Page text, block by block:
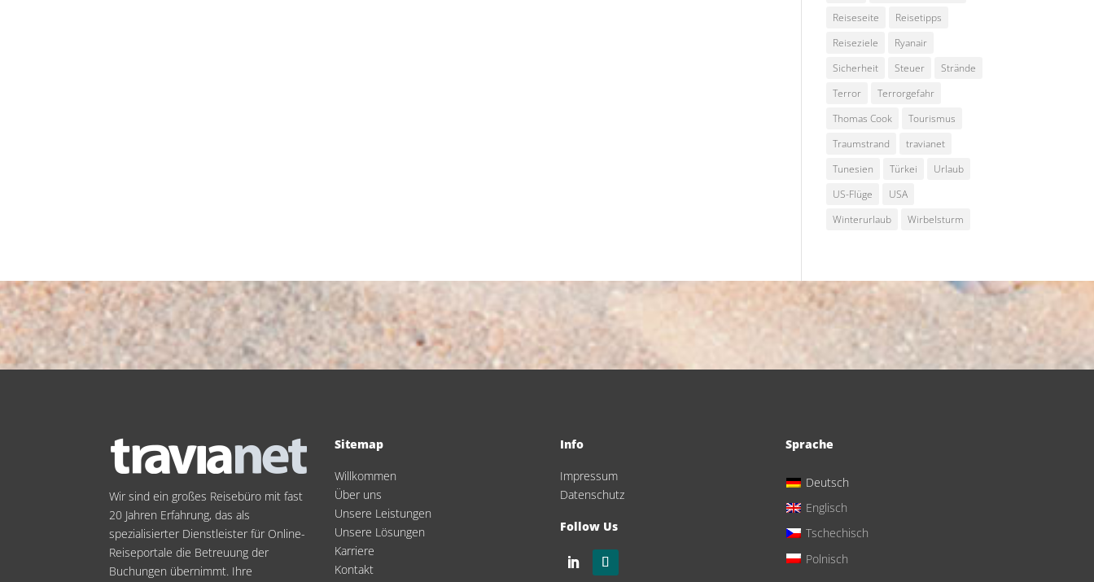
Reiseseite
Reisetipps
Reiseziele
Ryanair
Sicherheit
Steuer
Strände
Terror
Terrorgefahr
Thomas Cook
Tourismus
Traumstrand
travianet
Tunesien
Türkei
Urlaub
US-Flüge
USA
Winterurlaub
Wirbelsturm
Wir sind ein großes Reisebüro mit fast
20 Jahren Erfahrung, das als
spezialisierter Dienstleister für Online-
Reiseportale die Betreuung der
Buchungen übernimmt. Ihre
Sitemap
Willkommen
Über uns
Unsere Leistungen
Unsere Lösungen
Karriere
Kontakt
Info
Impressum
Datenschutz
Follow Us
Sprache
Deutsch
Englisch
Tschechisch
Polnisch